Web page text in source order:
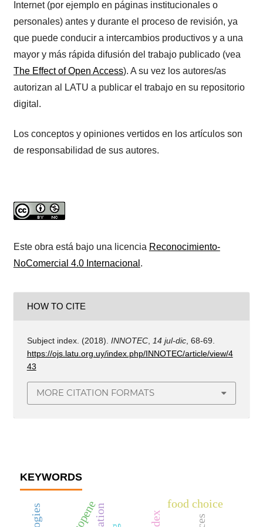
Internet (por ejemplo en páginas institucionales o
personales) antes y durante el proceso de revisión, ya
que puede conducir a intercambios productivos y a una
mayor y más rápida difusión del trabajo publicado (vea
The Effect of Open Access). A su vez los autores/as
autorizan al LATU a publicar el trabajo en su repositorio
digital.
Los conceptos y opiniones vertidos en los artículos son
de responsabilidad de sus autores.
Este obra está bajo una licencia Reconocimiento-
NoComercial 4.0 Internacional .
HOW TO CITE
Subject index. (2018). INNOTEC, 14 jul-dic, 68-69.
https://ojs.latu.org.uy/index.php/INNOTEC/article/view/4
43
MORE CITATION FORMATS
KEYWORDS
food choice